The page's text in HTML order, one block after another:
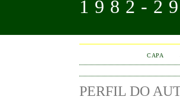
1982-
CAPA
PERFIL DO